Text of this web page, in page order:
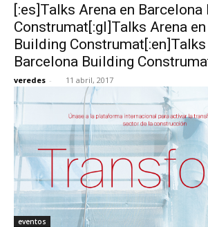
[:es]Talks Arena en Barcelona
Construmat[:gl]Talks Arena
Building
Barcelona Building
veredes - 11 abril, 2017
eventos